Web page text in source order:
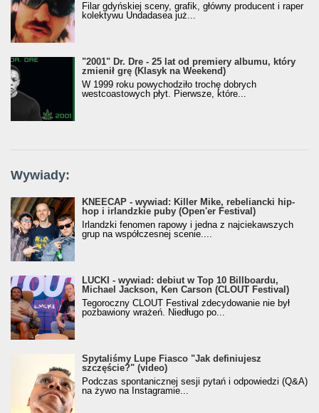
Filar gdyńskiej sceny, grafik, główny producent i raper
kolektywu Undadasea już...
"2001" Dr. Dre - 25 lat od premiery albumu, który
zmienił grę (Klasyk na Weekend)
W 1999 roku powychodziło trochę dobrych
westcoastowych płyt. Pierwsze, które...
Wywiady:
KNEECAP - wywiad: Killer Mike, rebeliancki hip-
hop i irlandzkie puby (Open'er Festival)
Irlandzki fenomen rapowy i jedna z najciekawszych
grup na współczesnej scenie....
LUCKI - wywiad: debiut w Top 10 Billboardu,
Michael Jackson, Ken Carson (CLOUT Festival)
Tegoroczny CLOUT Festival zdecydowanie nie był
pozbawiony wrażeń. Niedługo po...
Spytaliśmy Lupe Fiasco "Jak definiujesz
szczęście?" (video)
Podczas spontanicznej sesji pytań i odpowiedzi (Q&A)
na żywo na Instagramie...